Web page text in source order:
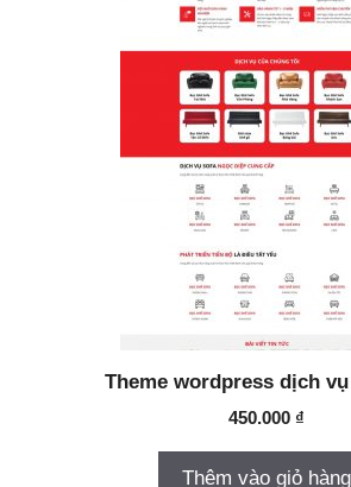
Theme wordpress dịch
450.000 ₫
Thêm vào giỏ hàng